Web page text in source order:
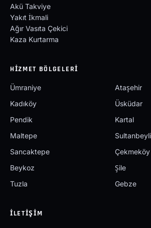
Akü Takviye
Yakıt İkmali
Ağır Vasıta Çekici
Kaza Kurtarma
HIZMET BÖLGELERI
Ümraniye
Ataşehir
Kadıköy
Üsküdar
Pendik
Kartal
Maltepe
Sultanbeyli
Sancaktepe
Çekmeköy
Beykoz
Şile
Tuzla
Gebze
İLETIŞIM